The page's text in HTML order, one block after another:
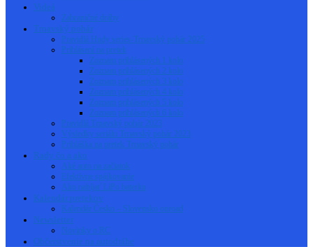
Videá
Zahraničné dráhy
Trnavský pohár
Pravidlá Hudy series-Trnavský pohár 2025
Prihlásení na pretek
Zoznam prihlásených 1 kolo
Zoznam prihlásených 2 kolo
Zoznam prihlásených 3 kolo
Zoznam prihlásených 4 kolo
Zoznam prihlásených 5 kolo
Zoznam prihlásených 6 kolo
Pravidlá Trnavský pohár 2023
Výsledky seriálu Trnavský pohár 2023
Prihláška na pretek Trnavský pohár
Rady čo a ako
Aké auto na začiatok
Efektívne spájkovanie
Ako nabíjať LiPo baterku
Kalendár pretekov
Kalendár Česko – Slovensko onroad
Newsletter
Novinky o RC
Občerstvenie na autodráhe